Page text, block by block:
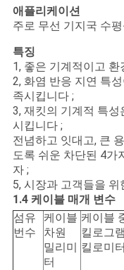
뉴
스
인
용
문
을
요
구
애플리케이션
주로 무선 기지국 수
특징
1, 좋은 기계적이고 환
2, 화염 반응 지연 특
족시킵니다 ;
3, 재킷의 기계적 특
시킵니다 ;
전념하고 잇대고, 큰
도록 쉬운 차단된 4가
자 ;
5, 시장과 고객들을
1.4 케이블 매개 변수
섬유
번수
케이블
차원
밀리미
터
케이블
킬로그
킬로미터